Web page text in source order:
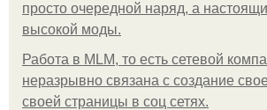
просто очередной наряд, а
высокой моды.
Работа в MLM, то есть сетевой
неразрывно связана с создание
своей страницы в соц сетях.